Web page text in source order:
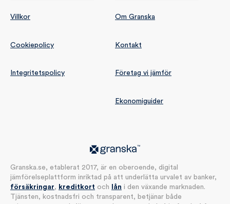
Villkor
Cookiepolicy
Integritetspolicy
Om Granska
Kontakt
Företag vi jämför
Ekonomiguider
Granska.se, etablerat 2017, är en oberoende, digital
jämförelseplattform inriktad på att underlätta urvalet av banker,
försäkringar, kreditkort och lån i den växande marknaden.
Tjänsten, kostnadsfri och transparent, betjänar både